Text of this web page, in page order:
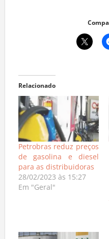
Relacionado
Petrobras reduz preços
de gasolina e diesel
para as distribuidoras
28/02/2023 às 15:27
Em "Geral"